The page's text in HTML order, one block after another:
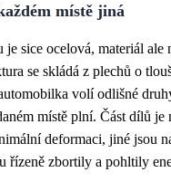
místě jiná
je sice ocelová, materiál ale
se skládá z plechů o
volí odlišné
místě plní. Část dílů je
deformaci, jiné jsou
řízeně zbortily a pohltily